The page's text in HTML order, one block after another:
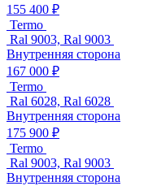
155 400 ₽
Termo
Ral 9003, Ral 9003
Внутренняя сторона
167 000 ₽
Termo
Ral 6028, Ral 6028
Внутренняя сторона
175 900 ₽
Termo
Ral 9003, Ral 9003
Внутренняя сторона